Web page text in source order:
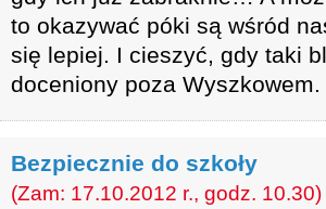
to okazywać póki są wśród
się lepiej. I cieszyć, gdy taki
doceniony poza
Bezpiecznie do szkoły
(Zam: 17.10.2012 r., godz. 10.30)